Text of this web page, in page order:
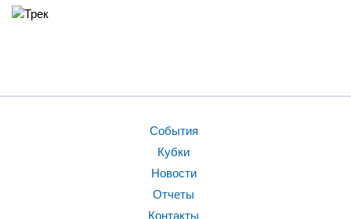
События
Кубки
Новости
Отчеты
Контакты